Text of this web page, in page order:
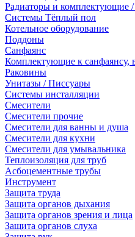
Радиаторы и комплектующие
Системы Тёплый пол
Котельное оборудование
Поддоны
Санфаянс
Комплектующие к санфаянсу,
Раковины
Унитазы / Писсуары
Системы инсталляции
Смесители
Смесители прочие
Смесители для ванны и душа
Смесители для кухни
Смесители для умывальника
Теплоизоляция для труб
Асбоцементные трубы
Инструмент
Защита труда
Защита органов дыхания
Защита органов зрения и лица
Защита органов слуха